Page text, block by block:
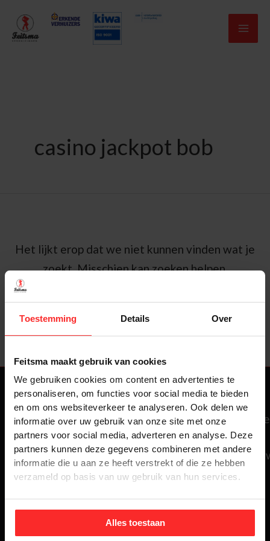
Toestemming Details Over
Feitsma maakt gebruik van cookies
We gebruiken cookies om content en advertenties te
personaliseren, om functies voor social media te bieden
en om ons websiteverkeer te analyseren. Ook delen we
informatie over uw gebruik van onze site met onze
partners voor social media, adverteren en analyse. Deze
partners kunnen deze gegevens combineren met andere
informatie die u aan ze heeft verstrekt of die ze hebben
verzameld op basis van uw gebruik van hun services.
Alles toestaan
naar
casino jackpot bob
Het lijkt erop dat we niet kunnen vinden wat je
zoekt. Misschien kan zoeken helpen.
Regio's
Verhuisbedrijf
Haarlem
Verhuisbedrijf
Amsterdam
Verhuisbedrijf
Heemstede
Verhuisbedrijf
Regio's
Verhuisbedrijf
Hoofddorp
Verhuisbedrijf
Alkmaar
Verhuisbedrijf
Verhuisbedrijf
Contact
Izaak
50
CS
Haarlem